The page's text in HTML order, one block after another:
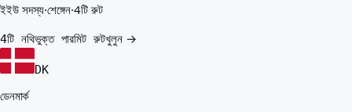
ইইউ সদস্য·শেঙ্গেন·4টি রুট
4টি নথিভুক্ত পারমিট রুটখুলুন →
DK
ডেনমার্ক